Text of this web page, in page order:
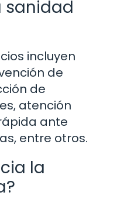
sanidad
incluyen
de
de
atención
ante
entre otros.
la